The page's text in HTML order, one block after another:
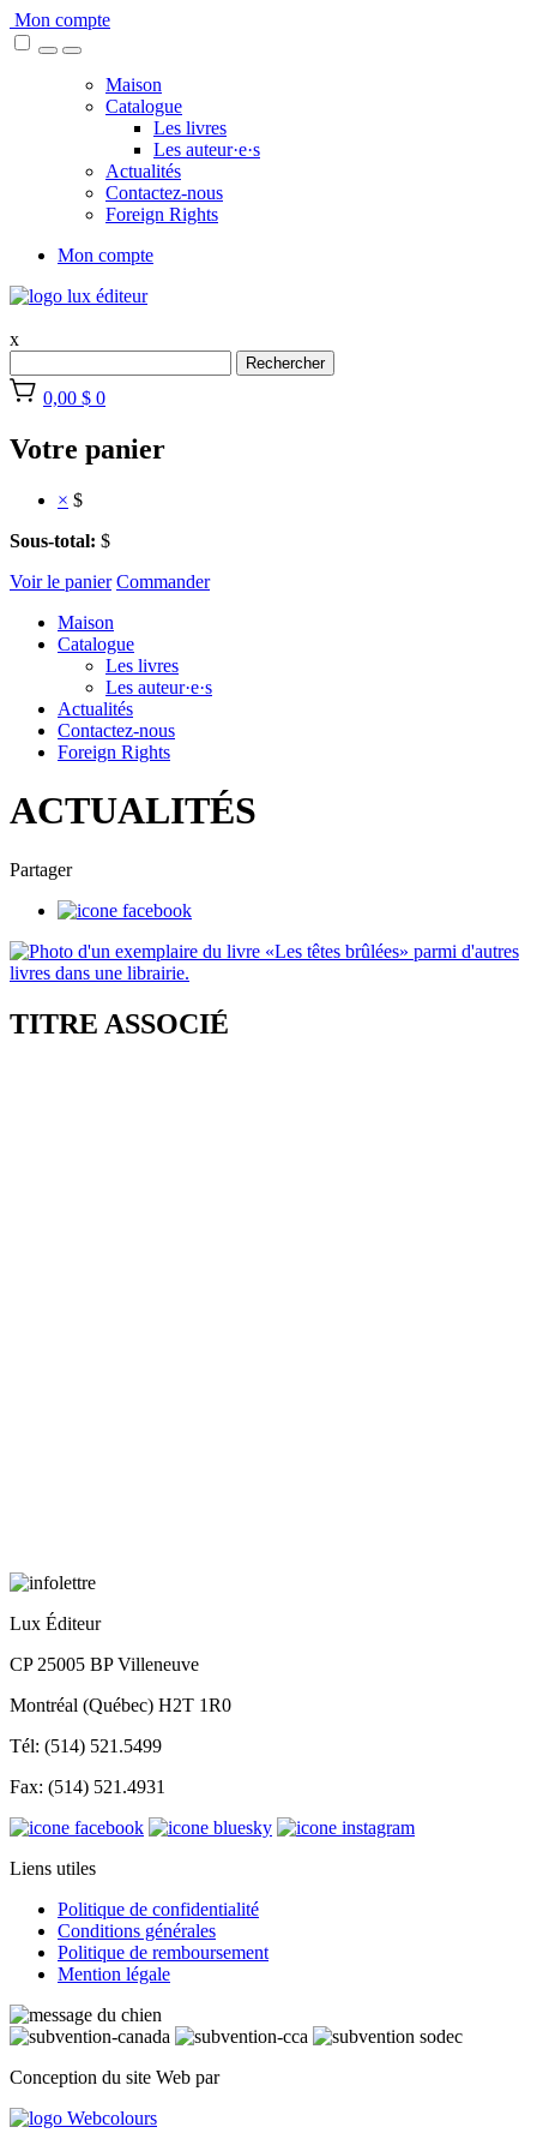
Skip
to
Mon compte
Maison
Catalogue
Les livres
Les auteur·e·s
Actualités
Contactez-nous
Foreign Rights
Mon compte
x
Rechercher
0,00 $ 0
Votre panier
× $
Sous-total: $
Voir le panier Commander
Maison
Catalogue
Les livres
Les auteur·e·s
Actualités
Contactez-nous
Foreign Rights
ACTUALITÉS
Partager
TITRE ASSOCIÉ
Lux Éditeur
CP 25005 BP Villeneuve
Montréal (Québec) H2T 1R0
Tél: (514) 521.5499
Fax: (514) 521.4931
Liens utiles
Politique de confidentialité
Conditions générales
Politique de remboursement
Mention légale
Conception du site Web par